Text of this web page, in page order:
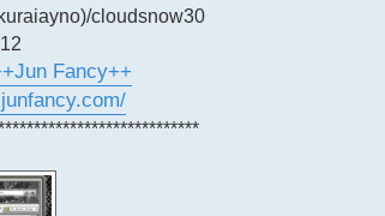
cloudsnow30
Fancy++